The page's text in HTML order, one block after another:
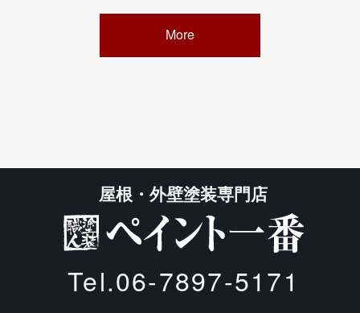
More
屋根・外壁塗装専門店
Tel.06-7897-5171